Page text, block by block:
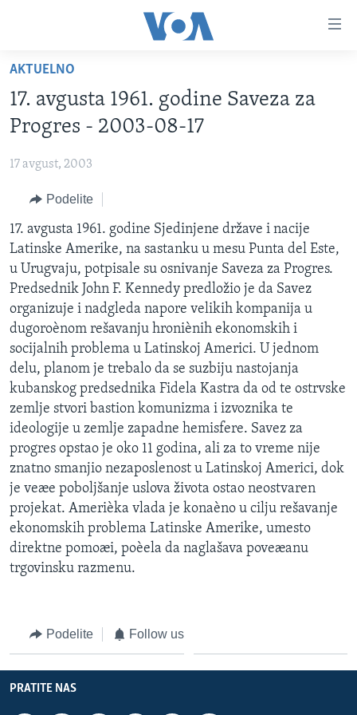
glavni
sadržaj
Idi
na
glavnu
navigaciju
pretragu
RUBRIKE
BALKAN
GLOBALNE TEME
EKONOMIJA
NAUKA I TEHNOLOGIJA
MEDICINA
KULTURA
DRUŠTVO
SPORT
INTERVJU
TV PROGRAM
OTVORENI STUDIO
IZ AMERIKE
PRATITE NAS
Jezici
AKTUELNO
17. avgusta 1961. godine Saveza za
Progres - 2003-08-17
17 avgust, 2003
Podelite
17. avgusta 1961. godine Sjedinjene države i nacije
Latinske Amerike, na sastanku u mesu Punta del Este,
u Urugvaju, potpisale su osnivanje Saveza za Progres.
Predsednik John F. Kennedy predložio je da Savez
organizuje i nadgleda napore velikih kompanija u
dugoroènom rešavanju hroniènih ekonomskih i
socijalnih problema u Latinskoj Americi. U jednom
delu, planom je trebalo da se suzbiju nastojanja
kubanskog predsednika Fidela Kastra da od te ostrvske
zemlje stvori bastion komunizma i izvoznika te
ideologije u zemlje zapadne hemisfere. Savez za
progres opstao je oko 11 godina, ali za to vreme nije
znatno smanjio nezaposlenost u Latinskoj Americi, dok
je veæe poboljšanje uslova života ostao neostvaren
projekat. Amerièka vlada je konaèno u cilju rešavanje
ekonomskih problema Latinske Amerike, umesto
direktne pomoæi, poèela da naglašava poveæanu
trgovinsku razmenu.
Podelite Follow us
PRATITE NAS